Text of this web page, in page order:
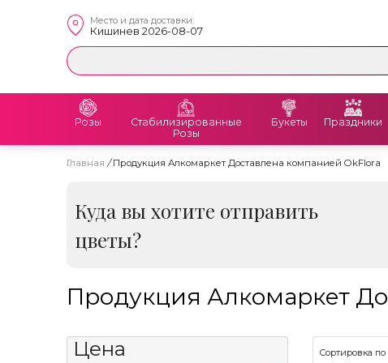
Место и дата доставки:
Кишинев 2026-08-07
Розы
Стабилизированные
Розы
Букеты Праздники
Главная / Продукция Алкомаркет Доставлена ​​компанией OkFlora
Куда вы хотите отправить
цветы?
Продукция Алкомаркет
Цена Сортировка по